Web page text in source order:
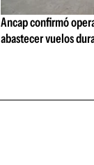
Ancap confirmó
abastecer vuelos